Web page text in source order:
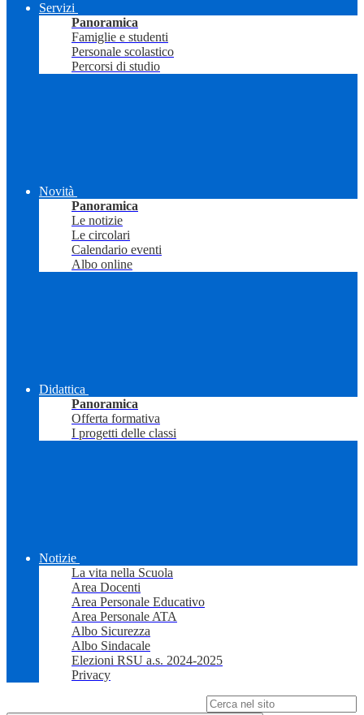
Servizi
Panoramica
Famiglie e studenti
Personale scolastico
Percorsi di studio
Novità
Panoramica
Le notizie
Le circolari
Calendario eventi
Albo online
Didattica
Panoramica
Offerta formativa
I progetti delle classi
Notizie
La vita nella Scuola
Area Docenti
Area Personale Educativo
Area Personale ATA
Albo Sicurezza
Albo Sindacale
Elezioni RSU a.s. 2024-2025
Privacy